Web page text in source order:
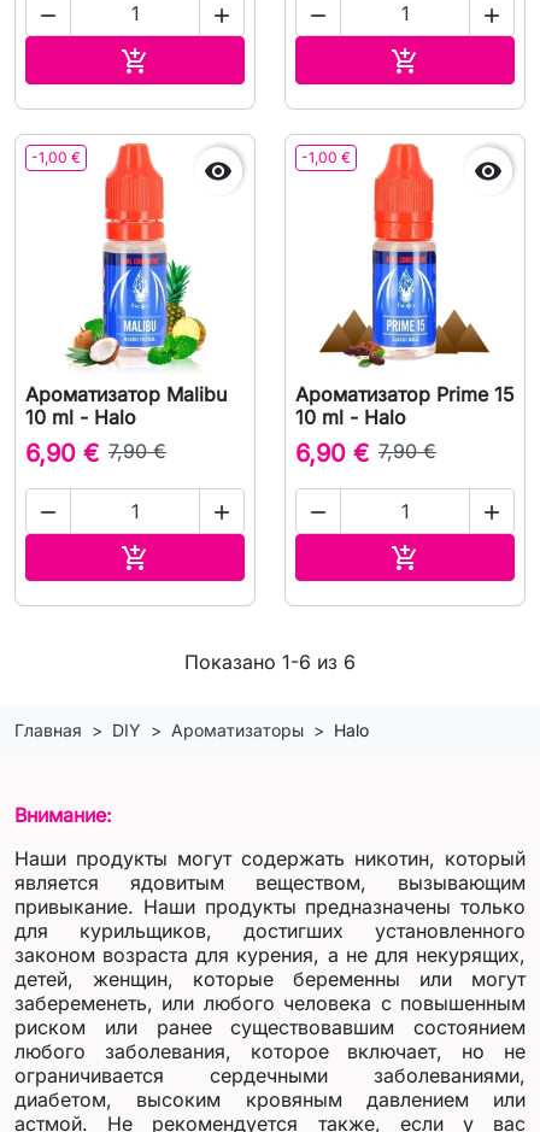
 

 

-1,00 € 
Ароматизатор Malibu
10 ml - Halo
6,90 € 7,90 €
 

-1,00 € 
Ароматизатор Prime 15
10 ml - Halo
6,90 € 7,90 €
 

Показано 1-6 из 6
Главная DIY Ароматизаторы Halo
Внимание:
Наши продукты могут содержать никотин, который
является ядовитым веществом, вызывающим
привыкание. Наши продукты предназначены только
для курильщиков, достигших установленного
законом возраста для курения, а не для некурящих,
детей, женщин, которые беременны или могут
забеременеть, или любого человека с повышенным
риском или ранее существовавшим состоянием
любого заболевания, которое включает, но не
ограничивается сердечными заболеваниями,
диабетом, высоким кровяным давлением или
астмой. Не рекомендуется также, если у вас